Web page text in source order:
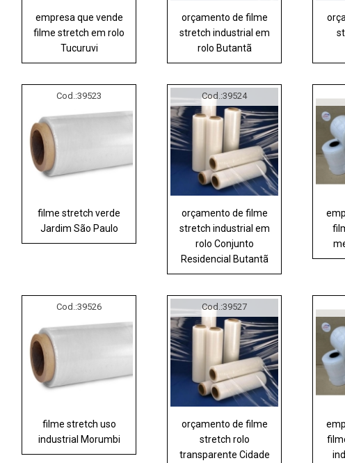
empresa que vende
filme stretch em rolo
Tucuruvi
orçamento de filme
stretch industrial em
rolo Butantã
Cod.:39523
filme stretch verde
Jardim São Paulo
Cod.:39524
orçamento de filme
stretch industrial em
rolo Conjunto
Residencial Butantã
Cod.:39526
filme stretch uso
industrial Morumbi
Cod.:39527
orçamento de filme
stretch rolo
transparente Cidade